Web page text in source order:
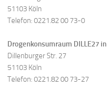
51103 Köln
Telefon: 0221.82 00 73-0
Drogenkonsumraum DILLE27
Dillenburger Str. 27
51103 Köln
Telefon: 0221.82 00 73-27